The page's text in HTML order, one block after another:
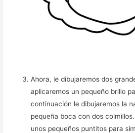
Ahora, le dibujaremos dos
aplicaremos un pequeño brillo
continuación le dibujaremos la
pequeña boca con dos
unos pequeños puntitos para